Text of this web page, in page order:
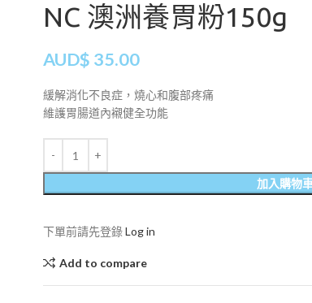
NC 澳洲養胃粉150g
AUD$ 35.00
緩解消化不良症，燒心和腹部疼痛
維護胃腸道內襯健全功能
加入購物
下單前請先登錄Log in
Add to compare